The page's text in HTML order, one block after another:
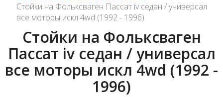
Стойки на Фольксваген Пассат iv седан / универсал
все моторы искл 4wd (1992 - 1996)
Стойки на Фольксваген
Пассат iv седан / универсал
все моторы искл 4wd (1992 -
1996)